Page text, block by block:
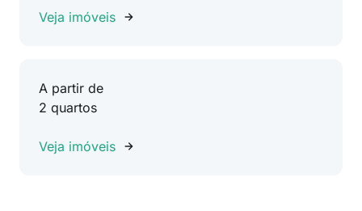
Veja imóveis
A partir de
2 quartos
Veja imóveis